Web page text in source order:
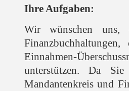
Ihre Aufgaben:
Wir wünschen
Einnahmen-
unterstützen. Da
Mandantenkreis und